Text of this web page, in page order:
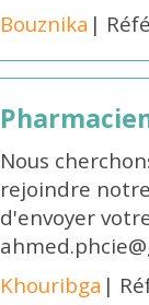
Bouznika |
Nous
rejoindre
d'envoyer
Khouribga |